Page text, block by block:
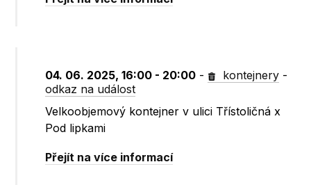
04. 06. 2025, 16:00 - 20:00 - kontejnery -
odkaz na událost
Velkoobjemový kontejner v ulici Třístoličná x
Pod lipkami
Přejít na více informací